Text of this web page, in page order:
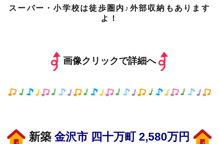
スーパー・小学校は徒歩圏内♪外部収納もあります
よ！
画像クリックで詳細へ
新築 金沢市 四十万町 2,580万円